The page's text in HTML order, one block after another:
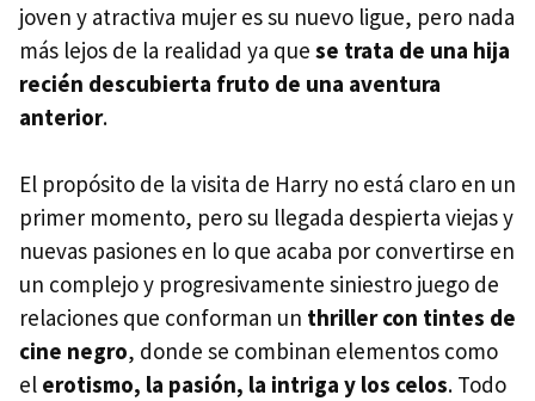
joven y atractiva mujer es su nuevo ligue, pero nada
más lejos de la realidad ya que se trata de una hija
recién descubierta fruto de una aventura
anterior.
El propósito de la visita de Harry no está claro en un
primer momento, pero su llegada despierta viejas y
nuevas pasiones en lo que acaba por convertirse en
un complejo y progresivamente siniestro juego de
relaciones que conforman un thriller con tintes de
cine negro, donde se combinan elementos como
el erotismo, la pasión, la intriga y los celos. Todo